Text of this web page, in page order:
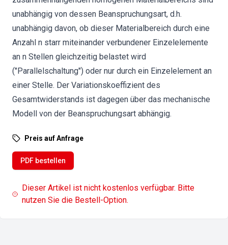
unabhängig von dessen Beanspruchungsart, d.h.
unabhängig davon, ob dieser Materialbereich durch eine
Anzahl n starr miteinander verbundener Einzelelemente
an n Stellen gleichzeitig belastet wird
("Parallelschaltung") oder nur durch ein Einzelelement an
einer Stelle. Der Variationskoeffizient des
Gesamtwiderstands ist dagegen über das mechanische
Modell von der Beanspruchungsart abhängig.
Preis auf Anfrage
PDF bestellen
Dieser Artikel ist nicht kostenlos verfügbar. Bitte
nutzen Sie die Bestell-Option.